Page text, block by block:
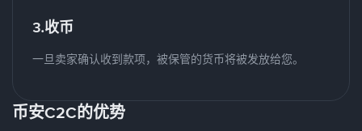
3.收币
一旦卖家确认收到款项，被保管的货币将被发放给您。
币安C2C的优势